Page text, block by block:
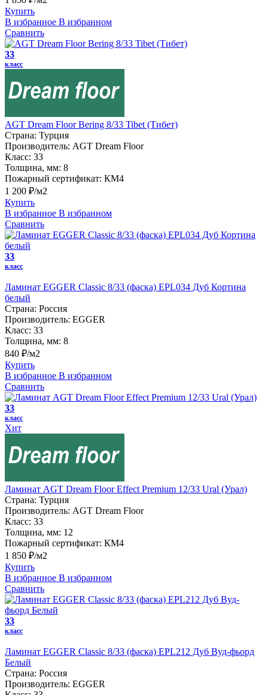
Купить
В избранное В избранном
Сравнить
33
класс
AGT Dream Floor Bering 8/33 Tibet (Тибет)
Страна: Турция
Производитель: AGT Dream Floor
Класс: 33
Толщина, мм: 8
Пожарный сертификат: КМ4
1 200 ₽/м2
Купить
В избранное В избранном
Сравнить
33
класс
Ламинат EGGER Classic 8/33 (фаска) EPL034 Дуб Кортина
белый
Страна: Россия
Производитель: EGGER
Класс: 33
Толщина, мм: 8
840 ₽/м2
Купить
В избранное В избранном
Сравнить
33
класс
Хит
Ламинат AGT Dream Floor Effect Premium 12/33 Ural (Урал)
Страна: Турция
Производитель: AGT Dream Floor
Класс: 33
Толщина, мм: 12
Пожарный сертификат: КМ4
1 850 ₽/м2
Купить
В избранное В избранном
Сравнить
33
класс
Ламинат EGGER Classic 8/33 (фаска) EPL212 Дуб Вуд-фьорд
Белый
Страна: Россия
Производитель: EGGER